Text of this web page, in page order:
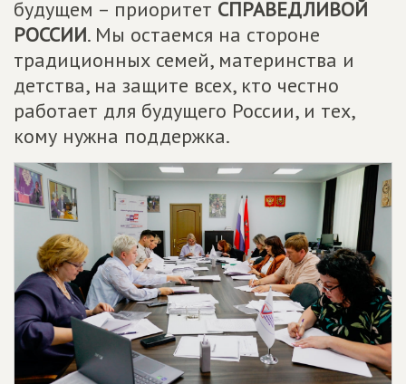
будущем – приоритет СПРАВЕДЛИВОЙ
РОССИИ. Мы остаемся на стороне
традиционных семей, материнства и
детства, на защите всех, кто честно
работает для будущего России, и тех,
кому нужна поддержка.